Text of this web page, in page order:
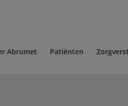
Abrumet Patiënten